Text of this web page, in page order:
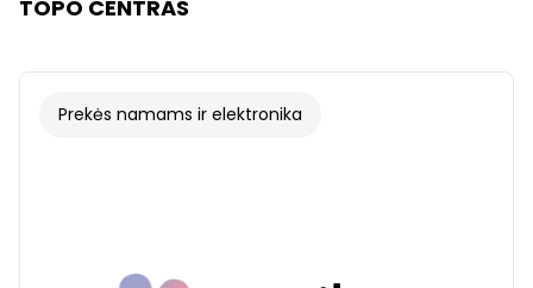
TOPO CENTRAS
Prekės namams ir elektronika